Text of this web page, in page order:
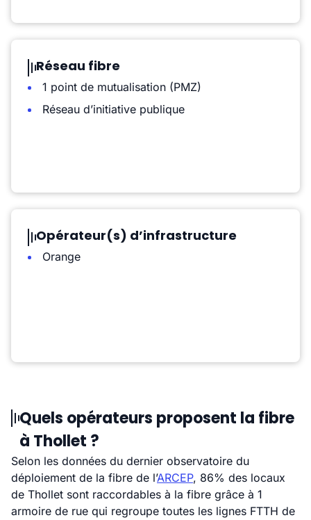
Réseau fibre
1 point de mutualisation (PMZ)
Réseau d’initiative publique
Opérateur(s) d’infrastructure
Orange
Quels opérateurs proposent la fibre
à Thollet ?
Selon les données du dernier observatoire du
déploiement de la fibre de l’ARCEP, 86% des locaux
de Thollet sont raccordables à la fibre grâce à 1
armoire de rue qui regroupe toutes les lignes FTTH de